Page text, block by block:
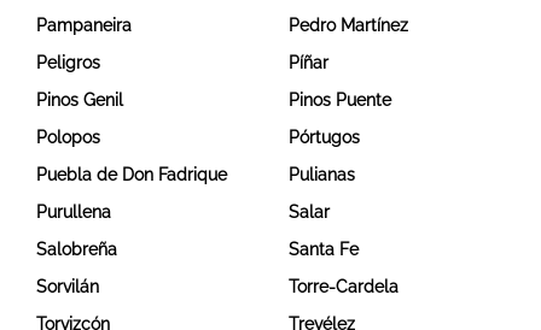
Pampaneira
Pedro Martínez
Peligros
Píñar
Pinos Genil
Pinos Puente
Polopos
Pórtugos
Puebla de Don Fadrique
Pulianas
Purullena
Salar
Salobreña
Santa Fe
Sorvilán
Torre-Cardela
Torvizcón
Trevélez